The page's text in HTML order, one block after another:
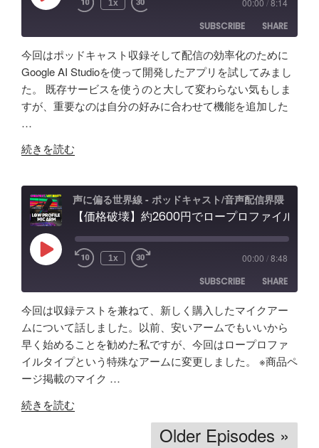
返
り"
の
デ
ィ
ン
グ"
の
術
と
可
能
性
「Fish
ユ
ー
ス
ー
が
５
年
か
け
て
か
っ
た
「マ
り
安
い
イ
ホ
Episode 1x
SUBSCRIBE
SHARE
Amazon
Apple Podcasts
RSS
Spotify
RSS FEED
SHARE
LINK
今回はポッドキャスト収録そして配信の効率化のために
Google AI Studioを使って開発したアプリを試してみまし
た。 既存サービスを使うのと大して変わらない気もしま
すが、重要なのは自分の好みに合わせて機能を追加した
…
"【自
ア
プ
リ
効
で
リ
ア
ル
イ
続きを読む
声に偏る世界線 - ポッドキャスト/音声配信界隈
Play
Episode 1x 00:00 /8:48
SUBSCRIBE
SHARE
Amazon
Apple Podcasts
RSS
Spotify
RSS FEED
SHARE
LINK
EMBED
今回は収録テストを兼ねて、新しく購入したマイクアー
ムについて話しました。以前、安いアームでもいいから
早く始めることを勧めた私ですが、今回はロープロファ
イルタイプという特殊なアームに変更しました。 ※商品ペ
ージ掲載のマイク …
"【価
続きを読む
Older Episodes »